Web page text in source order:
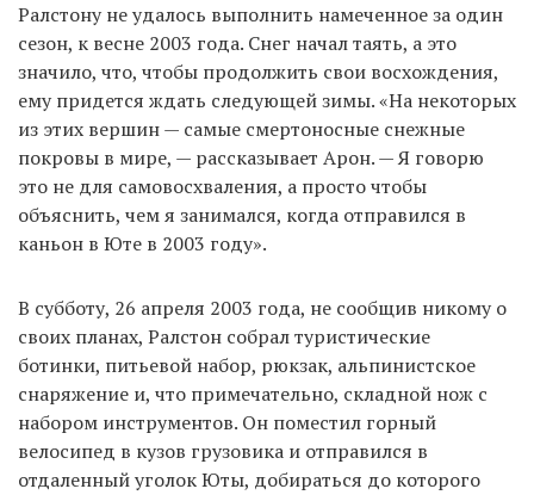
Ралстону не удалось выполнить намеченное за один
сезон, к весне 2003 года. Снег начал таять, а это
значило, что, чтобы продолжить свои восхождения,
ему придется ждать следующей зимы. «На некоторых
из этих вершин — самые смертоносные снежные
покровы в мире, — рассказывает Арон. — Я говорю
это не для самовосхваления, а просто чтобы
объяснить, чем я занимался, когда отправился в
каньон в Юте в 2003 году».
В субботу, 26 апреля 2003 года, не сообщив никому о
своих планах, Ралстон собрал туристические
ботинки, питьевой набор, рюкзак, альпинистское
снаряжение и, что примечательно, складной нож с
набором инструментов. Он поместил горный
велосипед в кузов грузовика и отправился в
отдаленный уголок Юты, добираться до которого